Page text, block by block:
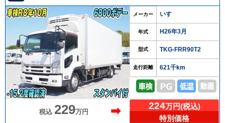
メーカー いすゞ
年式 H26年3月
型式 TKG-FRR90T2
走行距離 621千km
税込 229万円 ➡ 224万円(税込)
特別価格